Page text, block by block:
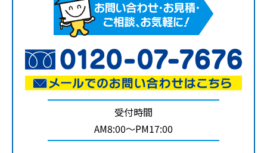
受付時間
AM8:00～PM17:00